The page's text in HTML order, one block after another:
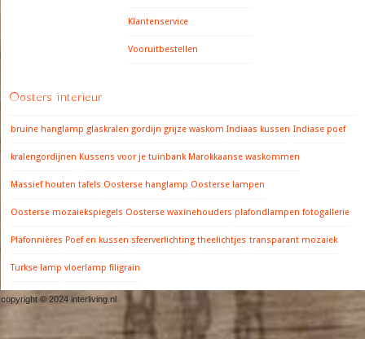
Klantenservice
Vooruitbestellen
Oosters interieur
bruine hanglamp glaskralen gordijn grijze waskom Indiaas kussen Indiase poef
kralengordijnen Kussens voor je tuinbank Marokkaanse waskommen
Massief houten tafels Oosterse hanglamp Oosterse lampen
Oosterse mozaiekspiegels Oosterse waxinehouders plafondlampen fotogallerie
Plafonnières Poef en kussen sfeerverlichting theelichtjes transparant mozaiek
Turkse lamp vloerlamp filigrain
copyright © 2024 interliving.nl